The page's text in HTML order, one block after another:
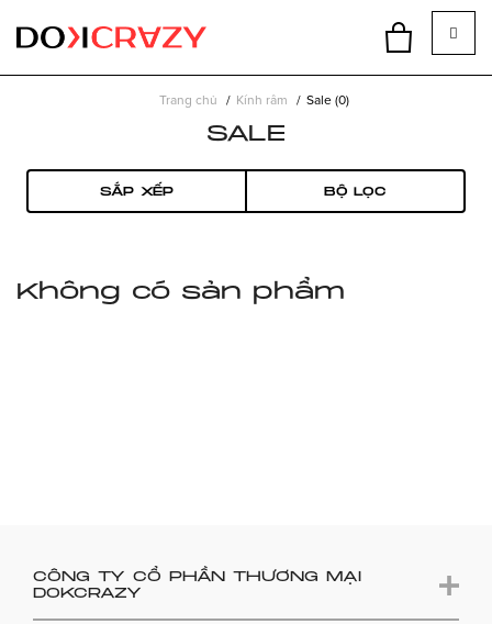
Trang chủ Kính râm Sale (0)
SALE
SẮP XẾP BỘ LỌC
Không có sản phẩm
CÔNG TY CỔ PHẦN THƯƠNG MẠI
DOKCRAZY